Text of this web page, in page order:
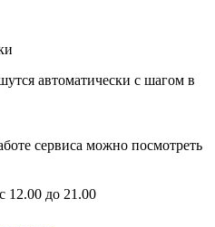
автоматически с шагом в
сервиса можно посмотреть
12.00 до 21.00